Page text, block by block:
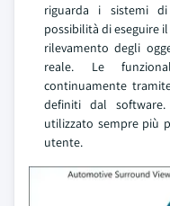
riguarda i sistemi
possibilità di eseguire
rilevamento degli
reale. Le
continuamente
definiti dal software.
utilizzato sempre più
utente.